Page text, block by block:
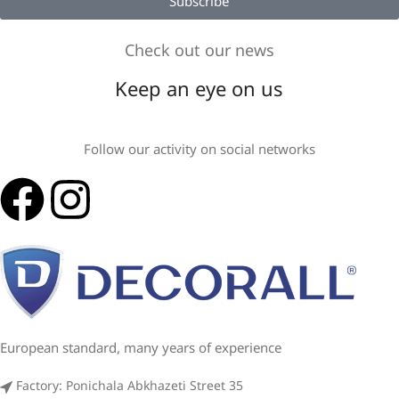
Check out our news
Keep an eye on us
Follow our activity on social networks
European standard, many years of experience
Factory: Ponichala Abkhazeti Street 35